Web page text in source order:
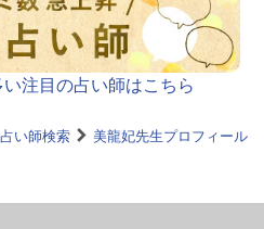
注目の占い師はこちら
い師検索
美龍妃先生プロフィール